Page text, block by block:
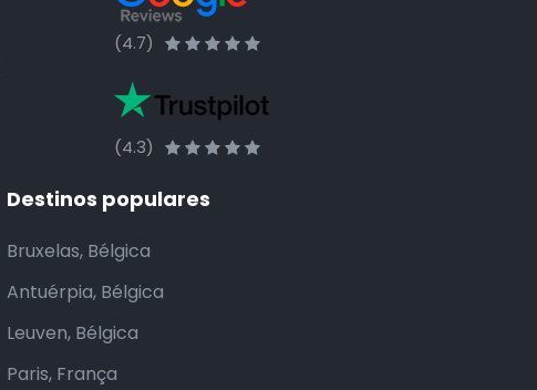
(4.7)
(4.3)
Destinos populares
Bruxelas, Bélgica
Antuérpia, Bélgica
Leuven, Bélgica
Paris, França